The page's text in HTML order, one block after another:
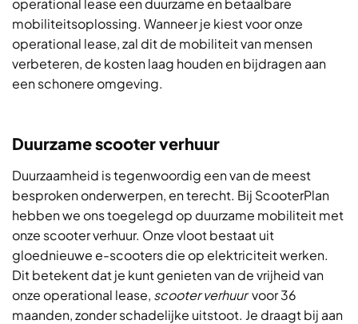
operational lease een duurzame en betaalbare
mobiliteitsoplossing. Wanneer je kiest voor onze
operational lease, zal dit de mobiliteit van mensen
verbeteren, de kosten laag houden en bijdragen aan
een schonere omgeving.
Duurzame scooter verhuur
Duurzaamheid is tegenwoordig een van de meest
besproken onderwerpen, en terecht. Bij ScooterPlan
hebben we ons toegelegd op duurzame mobiliteit met
onze scooter verhuur. Onze vloot bestaat uit
gloednieuwe e-scooters die op elektriciteit werken.
Dit betekent dat je kunt genieten van de vrijheid van
onze operational lease, scooter verhuurvoor 36
maanden, zonder schadelijke uitstoot. Je draagt bij aan